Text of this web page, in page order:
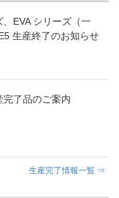
EVA シリーズ（一
生産終了のお知らせ
了品のご案内
生産完了情報一覧 ⇒